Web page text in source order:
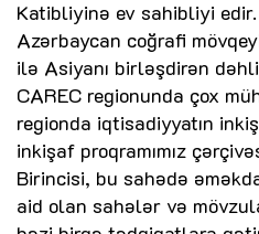
Katibliyinə ev sahibliyi edir.
Azərbaycan coğrafi
ilə Asiyanı birləşdirən
CAREC regionunda çox
regionda iqtisadiyyatın
inkişaf proqramımız
Birincisi, bu sahədə
aid olan sahələr və